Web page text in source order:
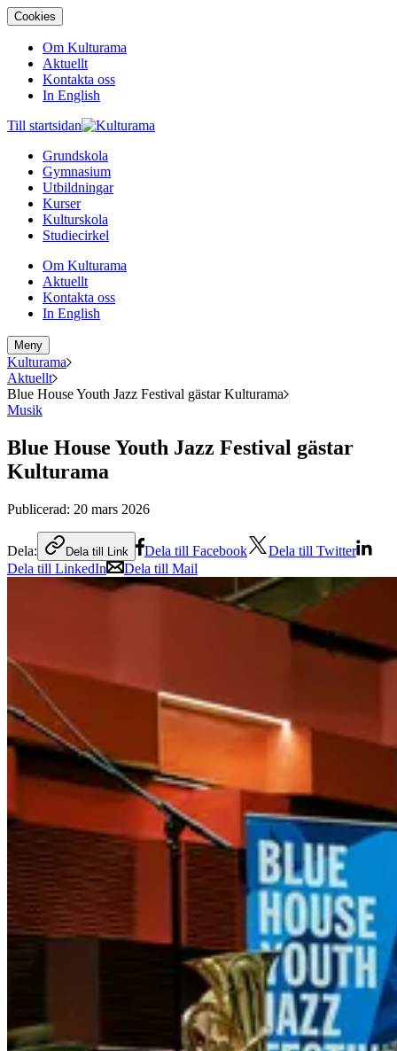
Cookies
Om Kulturama
Aktuellt
Kontakta oss
In English
Till startsidan
Grundskola
Gymnasium
Utbildningar
Kurser
Kulturskola
Studiecirkel
Om Kulturama
Aktuellt
Kontakta oss
In English
Meny
Kulturama
Aktuellt
Blue House Youth Jazz Festival gästar Kulturama
Musik
Blue House Youth Jazz Festival gästar
Kulturama
Publicerad: 20 mars 2026
Dela: Dela till Link Dela till Facebook
Dela till Twitter
Dela till LinkedIn
Dela till Mail